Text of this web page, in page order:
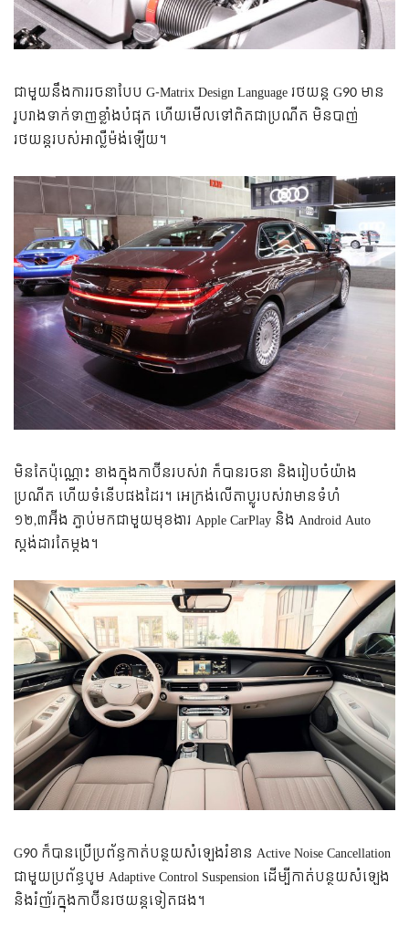
ជាមួយនឹងការរចនាបែប G-Matrix Design Language រថយន្ត G90 មាន
រូបរាងទាក់ទាញខ្លាំងបំផុត ហើយមើលទៅពិតជាប្រណីត មិនបាញ់
រថយន្តរបស់អាល្លឺម៉ង់ឡើយ។
មិនតែប៉ុណ្ណោះ ខាងក្នុងកាប៊ីនរបស់វា ក៏បានរចនា និងរៀបចំយ៉ាង
ប្រណីត ហើយទំនើបផងដែរ។ អេក្រង់លើតាប្លូរបស់វាមានទំហំ
១២,៣អ៊ីង ភ្ជាប់មកជាមួយមុខងារ Apple CarPlay និង Android Auto
ស្តង់ដារតែម្តង។
G90 ក៏បានប្រើប្រព័ន្ធកាត់បន្ថយសំឡេងរំខាន Active Noise Cancellation
ជាមួយប្រព័ន្ធបូម Adaptive Control Suspension ដើម្បីកាត់បន្ថយសំឡេង
និងរំញ័រក្នុងកាប៊ីនរថយន្តទៀតផង។